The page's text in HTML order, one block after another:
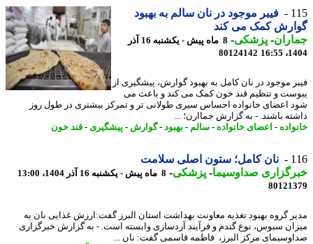
فیبر موجود در نان سالم به بهبود
کمک می کند
- پزشکی-
8 ماه پیش - یکشنبه 16 آذر
80124142
موجود در نان کامل به بهبود گوارش، پیشگیری از
و تنظیم قند خون کمک می کند و باعث می
اعضای خانواده احساس سیری طولانی تر و تمرکز بیشتری در طول روز
باشند. - به گزارش جماارن؛ ...
- اعضای خانواده- سالم-بهبود-گوارش -پیشگیری- قند خون
نان کامل؛ ستون اصلی سلامت
صداوسیما-پزشکی-8 ماه پیش - یکشنبه 16 آذر 1404، 13:00
گروه بهبود تغذیه معاونت بهداشت استان البرز گفت:ارزش غذایی نان به
سبوس، نوع گندم و فرآیند آردسازی وابسته است. - به گزارش خبرگزاری
مرکز البرز، فاطمه قاسمی گفت: نان ...